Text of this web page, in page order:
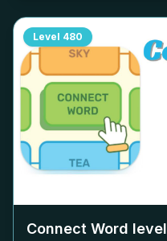
Level 480
Connect Word level